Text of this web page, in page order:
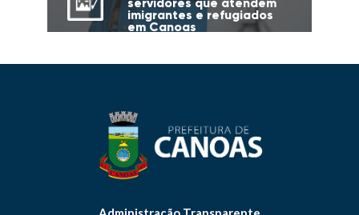
imigrantes e refugiados
em Canoas